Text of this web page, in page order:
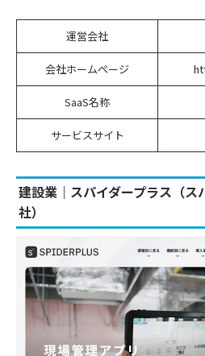
運営会社
会社ホームページ
SaaS名称
サービスサイト
建設業｜スパイダープラス（ス
社）